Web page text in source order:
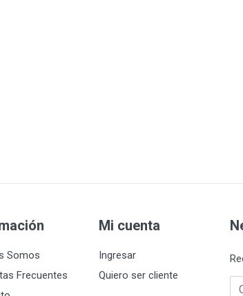
Somos
Frecuentes
Mi cuenta
Ingresar
Quiero ser cliente